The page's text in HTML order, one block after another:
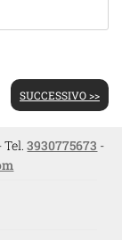
SUCCESSIVO >>
Tel.3930775673 -